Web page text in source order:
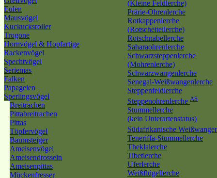
Eulen
Mausvögel
Kuckucksroller
Trogone
Hornvögel & Hopfartige
Rackenvögel
Spechtvögel
Seriemas
Falken
Papageien
Sperlingsvögel
Breitrachen
Pittabreitrachen
Pittas
Töpfervögel
Baumsteiger
Ameisenvögel
Ameisendrosseln
Ameisenpittas
Mückenfresser
(Kleine Feldlerche)
Prärie-Ohrenlerche
Rotkappenlerche
(Rotscheitellerche)
Rotschnabellerche
Saharaohrenlerche
Schwarzsteppenlerche
(Mohrenlerche)
Schwarzwangenlerche
Senegal-Weißwangenlerche
Steppenfeldlerche
Steppenohrenlerche AS
Stummellerche
(kein Unterartenstatus)
Südafrikanische
Teneriffa-Stummellerche
Theklalerche
Tibetlerche
Uferlerche
Weißflügellerche